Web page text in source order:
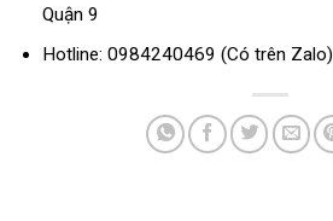
Quận 9
Hotline: 0984240469 (Có trên Zalo)